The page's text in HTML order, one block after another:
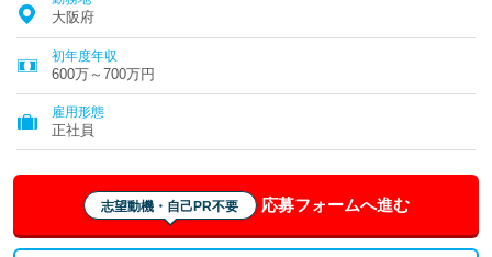
大阪府
初年度年収
600万～700万円
雇用形態
正社員
志望動機・自己PR不要 応募フォームへ進む